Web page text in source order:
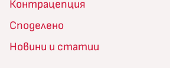
Контрацепция
Споделено
Новини и статии